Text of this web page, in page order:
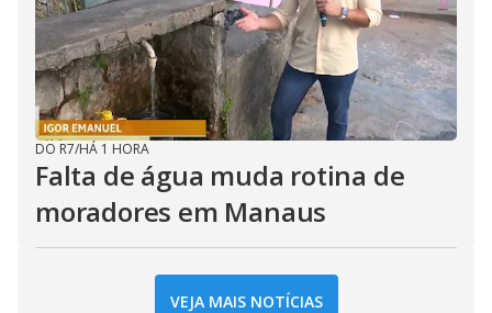
DO R7/HÁ 1 HORA
Falta de água muda rotina de
moradores em Manaus
VEJA MAIS NOTÍCIAS